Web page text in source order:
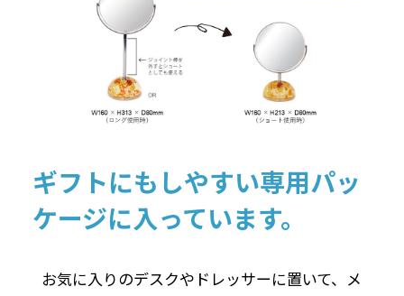
ギフトにもしやすい専用パッ
ケージに入っています。
お気に入りのデスクやドレッサーに置いて、メ